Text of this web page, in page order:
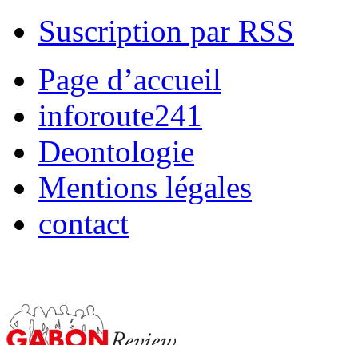
Suscription par RSS
Page d’accueil
inforoute241
Deontologie
Mentions légales
contact